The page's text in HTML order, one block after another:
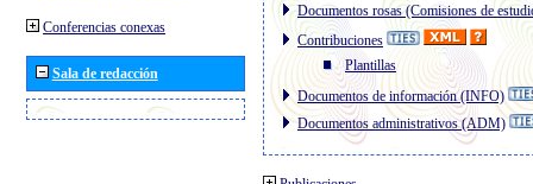
Conferencias conexas
Sala de redacción
Documentos rosas (Comisiones de
Contribuciones
Plantillas
Documentos de información (INFO)
Documentos administrativos (ADM)